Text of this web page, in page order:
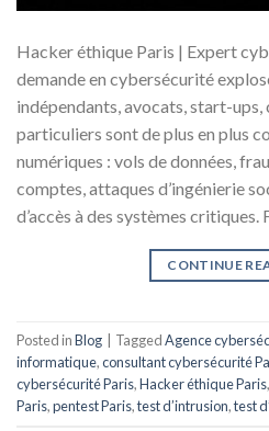
Hacker éthique Paris | Expert
demande en cybersécurité
indépendants, avocats, start-
particuliers sont de plus en plus
numériques : vols de données,
comptes, attaques d’ingénierie
d’accès à des systèmes
CONTINUE
Posted inBlog TaggedAgence
informatique,consultant cybersécurité
cybersécurité Paris,Hacker éthique Paris,
Paris,pentest Paris,test d’intrusion,test